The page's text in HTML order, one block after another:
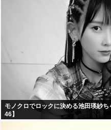
モノクロでロックに決める池田瑛紗
46】